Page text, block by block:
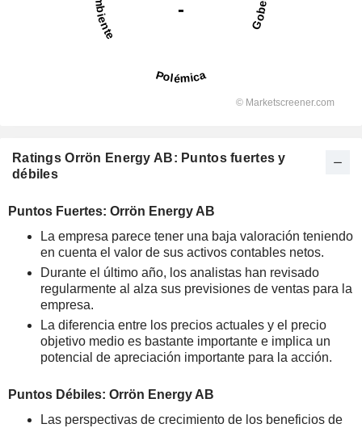
Ratings Orrön Energy AB: Puntos fuertes y
débiles
Puntos Fuertes: Orrön Energy AB
La empresa parece tener una baja valoración teniendo
en cuenta el valor de sus activos contables netos.
Durante el último año, los analistas han revisado
regularmente al alza sus previsiones de ventas para la
empresa.
La diferencia entre los precios actuales y el precio
objetivo medio es bastante importante e implica un
potencial de apreciación importante para la acción.
Puntos Débiles: Orrön Energy AB
Las perspectivas de crecimiento de los beneficios de